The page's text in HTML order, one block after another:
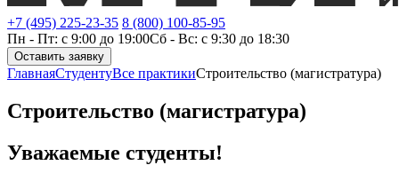
+7 (495) 225-23-35 8 (800) 100-85-95
Пн - Пт: с 9:00 до 19:00Сб - Вс: с 9:30 до 18:30
Оставить заявку
ГлавнаяСтудентуВсе практикиСтроительство (магистратура)
Строительство (магистратура)
Уважаемые студенты!